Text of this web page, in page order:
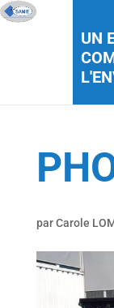
UN
parCarole